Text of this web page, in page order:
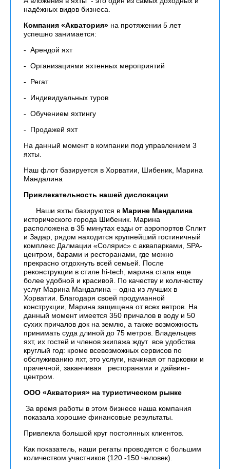
надёжных видов бизнеса.
Компания «Акватория» на протяжении 5 лет
успешно занимается:
- Арендой яхт
- Организациями яхтенных мероприятий
- Регат
- Индивидуальных туров
- Обучением яхтингу
- Продажей яхт
На данный момент в компании под управлением 3
яхты.
Наш флот базируется в Хорватии, Шибеник, Марина
Мандалина
Привлекательность нашей дислокации
Наши яхты базируются в Марине Мандалина
исторического города Шибеник. Марина
расположена в 35 минутах езды от аэропортов Сплит
и Задар, рядом находится крупнейший гостиничный
комплекс Далмации «Солярис» с аквапарками, SPA-
центром, барами и ресторанами, где можно
прекрасно отдохнуть всей семьей. После
реконструкции в стиле hi-tech, марина стала еще
более удобной и красивой. По качеству и количеству
услуг Марина Мандалина – одна из лучших в
Хорватии. Благодаря своей продуманной
конструкции, Марина защищена от всех ветров. На
данный момент имеется 350 причалов в воду и 50
сухих причалов док на землю, а также возможность
принимать суда длиной до 75 метров . Владельцев
яхт, их гостей и членов экипажа ждут все удобства
круглый год: кроме всевозможных сервисов по
обслуживанию яхт, это услуги, начиная от парковки и
прачечной, заканчивая ресторанами и дайвинг-
центром.
ООО «Акватория» на туристическом рынке
За время работы в этом бизнесе наша компания
показала хорошие финансовые результаты.
Привлекла большой круг постоянных клиентов.
Как показатель, наши регаты проводятся с большим
количеством участников (120 -150 человек).